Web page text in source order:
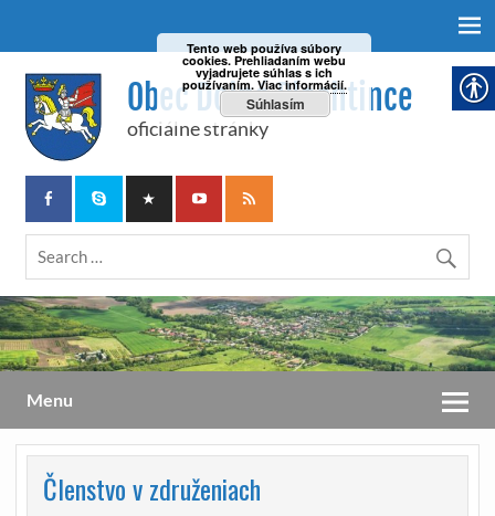
Obec Dolné Plachtince
oficiálne stránky
Menu
Členstvo v združeniach
Tento web používa súbory
cookies. Prehliadaním webu
vyjadrujete súhlas s ich
používaním. Viac informácií.
Súhlasím